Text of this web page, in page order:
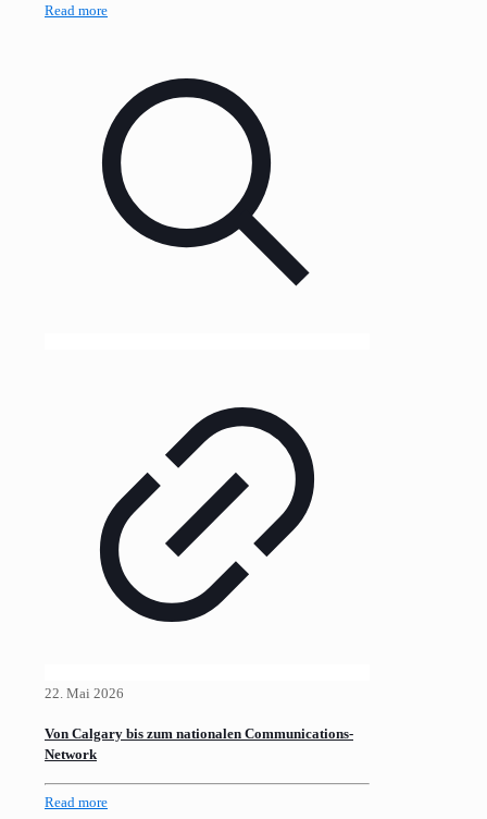
Read more
22. Mai 2026
Von Calgary bis zum nationalen Communications-
Network
Read more